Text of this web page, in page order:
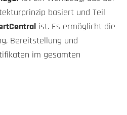
basiert und Teil
ist. Es ermöglicht die
Bereitstellung und
im gesamten